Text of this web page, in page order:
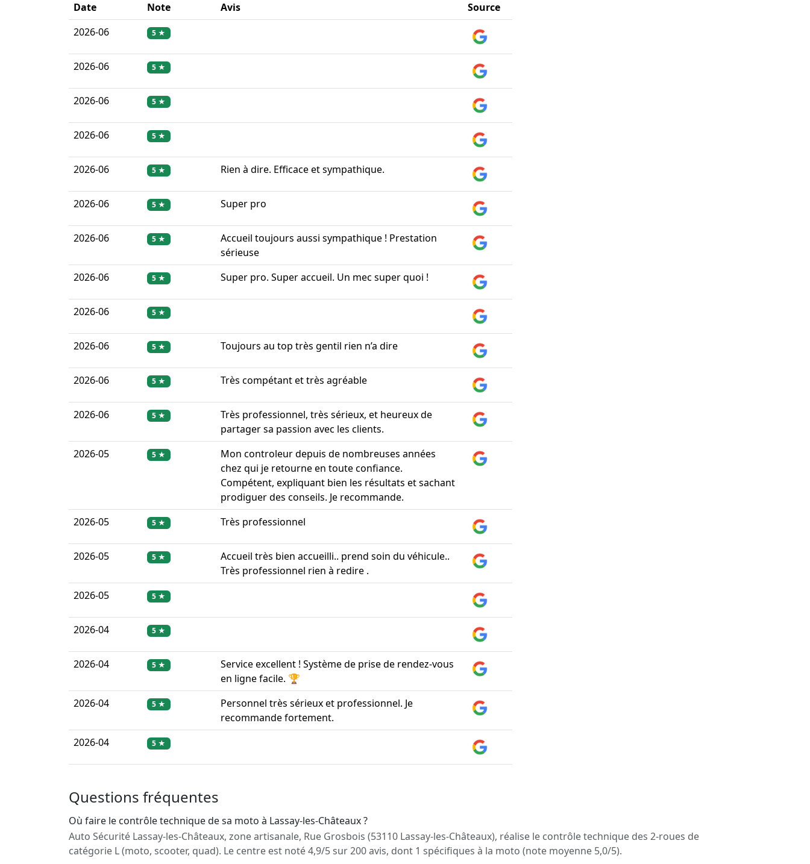
Date Note Avis
Source
2026-06
5 ★
2026-06 5 ★
2026-06 5 ★
2026-06 5 ★
2026-06 5 ★ Rien à dire. Efficace et sympathique.
2026-06 5 ★ Super pro
2026-06 5 ★
Accueil toujours aussi sympathique ! Prestation
sérieuse
2026-06
5 ★ Super pro. Super accueil. Un mec super quoi !
2026-06 5 ★
2026-06 5 ★ Toujours au top très gentil rien n’a dire
2026-06 5 ★ Très compétant et très agréable
2026-06 5 ★
Très professionnel, très sérieux, et heureux de
partager sa passion avec les clients.
2026-05
5 ★
Mon controleur depuis de nombreuses années
chez qui je retourne en toute confiance.
Compétent, expliquant bien les résultats et sachant
prodiguer des conseils. Je recommande.
2026-05
5 ★ Très professionnel
2026-05 5 ★
Accueil très bien accueilli.. prend soin du véhicule..
Très professionnel rien à redire .
2026-05
5 ★
2026-04 5 ★
2026-04 5 ★
Service excellent ! Système de prise de rendez-vous
en ligne facile. 🏆
2026-04
5 ★
Personnel très sérieux et professionnel. Je
recommande fortement.
2026-04
5 ★
Questions fréquentes
Où faire le contrôle technique de sa moto à Lassay-les-Châteaux ?
Auto Sécurité Lassay-les-Châteaux, zone artisanale, Rue Grosbois (53110 Lassay-les-Châteaux), réalise le contrôle technique des 2-roues de
catégorie L (moto, scooter, quad). Le centre est noté 4,9/5 sur 200 avis, dont 1 spécifiques à la moto (note moyenne 5,0/5).